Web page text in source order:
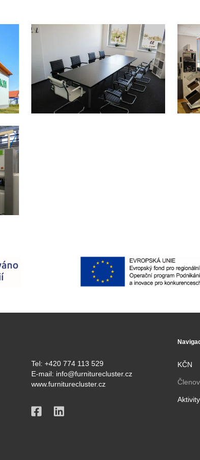
Tel: +420 774 113 529
E-mail: info@furniturecluster.cz
www.furniturecluster.cz
KČN
Aktivity